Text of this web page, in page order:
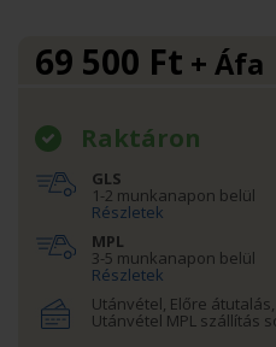
69 500 Ft + Áfa
Raktáron
GLS
1-2 munkanapon belül
Részletek
MPL
3-5 munkanapon belül
Részletek
Utánvétel, Előre
Utánvétel MPL szállítás